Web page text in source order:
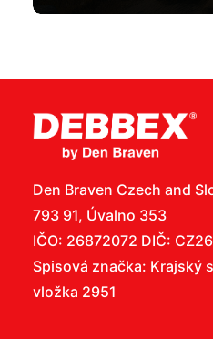
Den Braven Czech and
793 91, Úvalno 353
IČO: 26872072 DIČ:
Spisová značka: Krajský
vložka 2951